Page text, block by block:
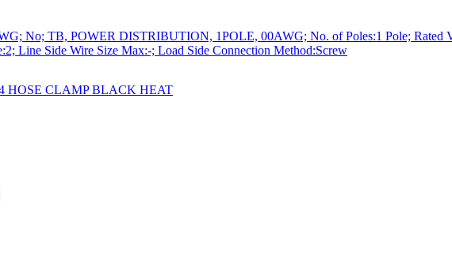
No; TB, POWER DISTRIBUTION, 1POLE, 00AWG; No. of Poles:1 Pole; Rated
Line Side Wire Size Max:-; Load Side Connection Method:Screw
HOSE CLAMP BLACK HEAT